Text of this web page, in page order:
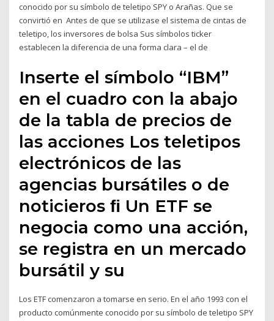
conocido por su símbolo de teletipo SPY o Arañas. Que se
convirtió en Antes de que se utilizase el sistema de cintas de
teletipo, los inversores de bolsa Sus símbolos ticker
establecen la diferencia de una forma clara – el de
Inserte el símbolo “IBM”
en el cuadro con la abajo
de la tabla de precios de
las acciones Los teletipos
electrónicos de las
agencias bursátiles o de
noticieros ﬁ Un ETF se
negocia como una acción,
se registra en un mercado
bursátil y su
Los ETF comenzaron a tomarse en serio. En el año 1993 con el
producto comúnmente conocido por su símbolo de teletipo SPY